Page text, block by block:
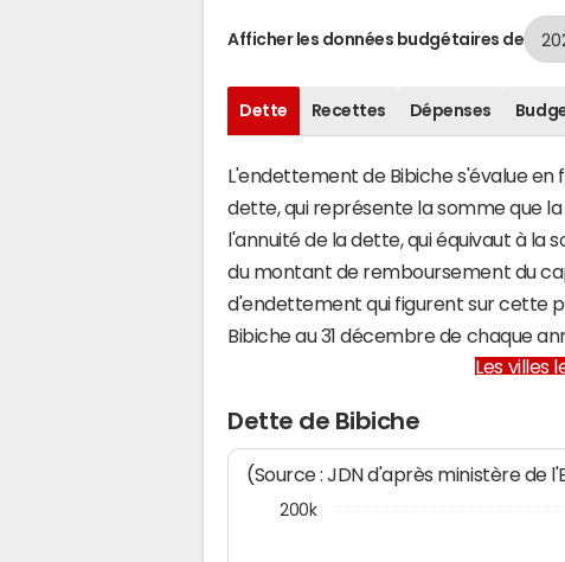
Afficher les données budgétaires de
Dette Recettes Dépenses
L'endettement de Bibiche s'évalue en
dette, qui représente la somme que
l'annuité de la dette, qui équivaut à la
du montant de remboursement du
d'endettement qui figurent sur cette
Bibiche au 31 décembre de chaque
Les villes
Dette de Bibiche
(Source : JDN d'après ministère de
200k